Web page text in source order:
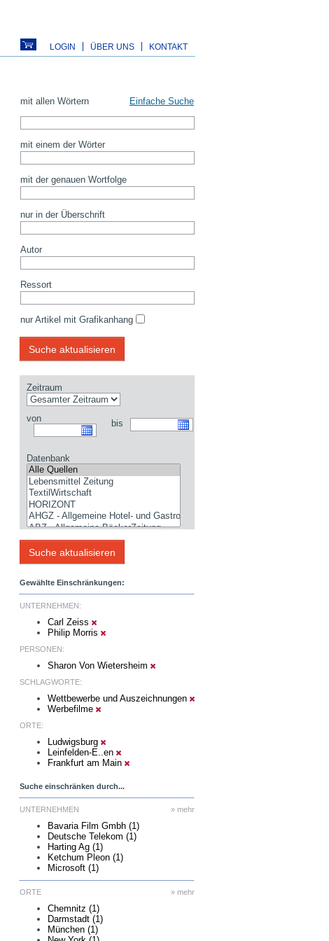
LOGIN ÜBER UNS KONTAKT
mit allen Wörtern Einfache Suche
mit einem der Wörter
mit der genauen Wortfolge
nur in der Überschrift
Autor
Ressort
nur Artikel mit Grafikanhang
Zeitraum
von bis
Datenbank
Gewählte Einschränkungen:
UNTERNEHMEN:
Carl Zeiss
Philip Morris
PERSONEN:
Sharon Von Wietersheim
SCHLAGWORTE:
Wettbewerbe und Auszeichnungen
Werbefilme
ORTE:
Ludwigsburg
Leinfelden-E..en
Frankfurt am Main
Suche einschränken durch...
» mehr
UNTERNEHMEN
Bavaria Film Gmbh (1)
Deutsche Telekom (1)
Harting Ag (1)
Ketchum Pleon (1)
Microsoft (1)
» mehr
ORTE
Chemnitz (1)
Darmstadt (1)
München (1)